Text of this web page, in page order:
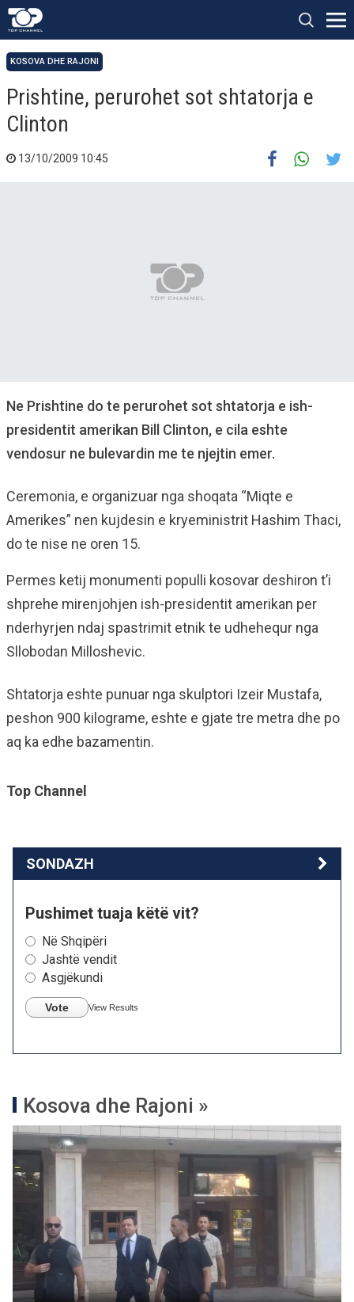
KOSOVA DHE RAJONI
Prishtine, perurohet sot shtatorja e
Clinton
13/10/2009 10:45
Ne Prishtine do te perurohet sot shtatorja e ish-
presidentit amerikan Bill Clinton, e cila eshte
vendosur ne bulevardin me te njejtin emer.
Ceremonia, e organizuar nga shoqata “Miqte e
Amerikes” nen kujdesin e kryeministrit Hashim Thaci,
do te nise ne oren 15.
Permes ketij monumenti populli kosovar deshiron t’i
shprehe mirenjohjen ish-presidentit amerikan per
nderhyrjen ndaj spastrimit etnik te udhehequr nga
Sllobodan Milloshevic.
Shtatorja eshte punuar nga skulptori Izeir Mustafa,
peshon 900 kilograme, eshte e gjate tre metra dhe po
aq ka edhe bazamentin.
Top Channel
SONDAZH
Pushimet tuaja këtë vit?
Në Shqipëri
Jashtë vendit
Asgjëkundi
Vote View Results
Kosova dhe Rajoni »